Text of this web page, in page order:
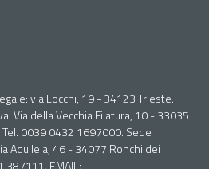
via Locchi, 19 - 34123 Trieste.
Via della Vecchia Filatura, 10 - 33035
0039 0432 1697000. Sede
Aquileia, 46 - 34077 Ronchi dei
387111. EMAIL: